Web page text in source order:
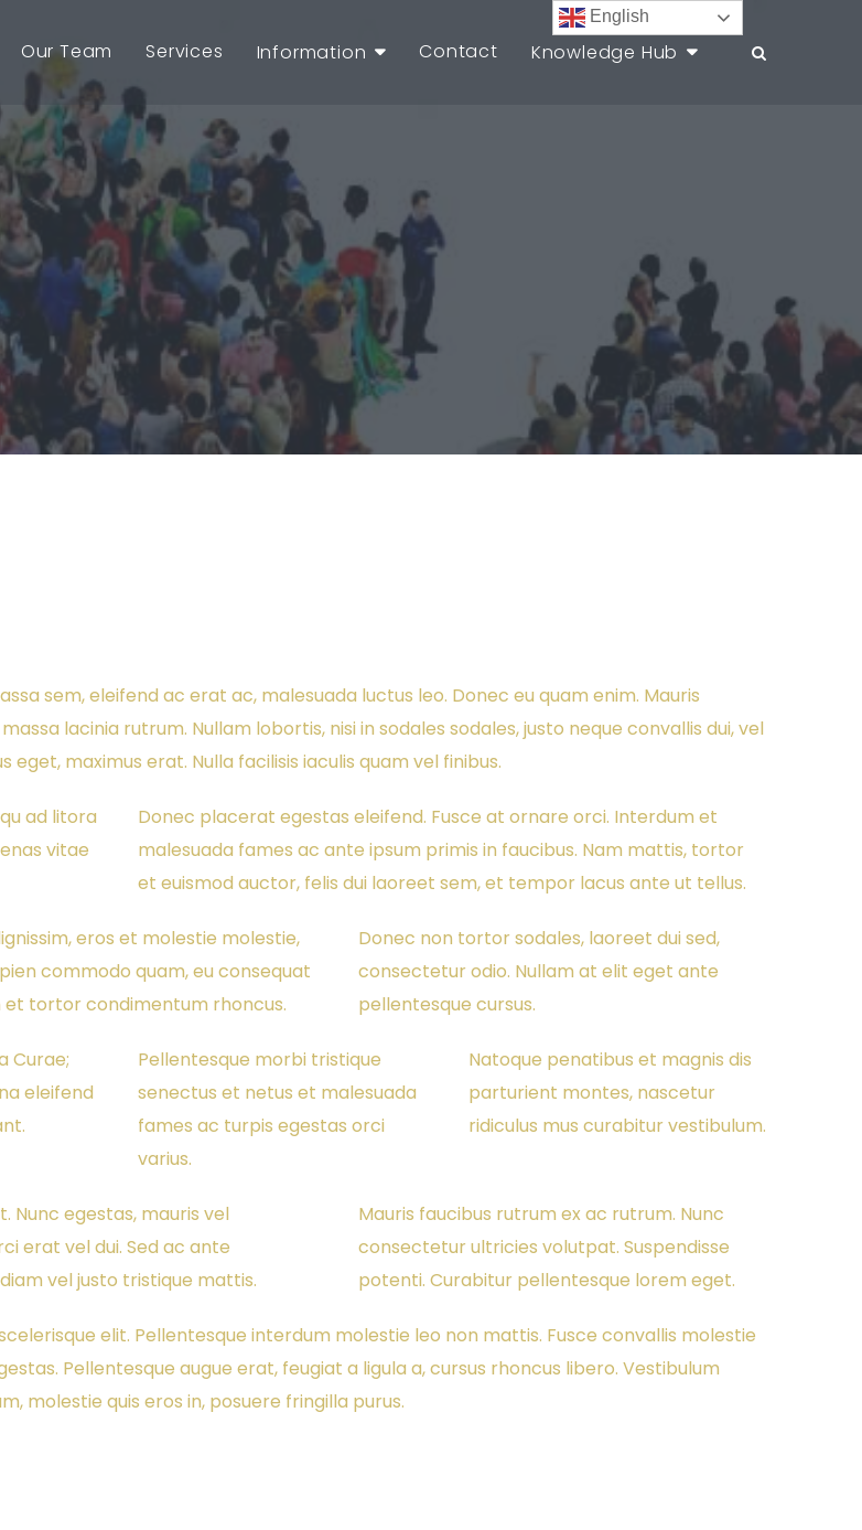
Our Team Services Information Contact Knowledge Hub
sem, eleifend ac erat ac, malesuada luctus leo. Donec eu quam enim. Mauris
lacinia rutrum. Nullam lobortis, nisi in sodales sodales, justo neque convallis dui, vel
maximus erat. Nulla facilisis iaculis quam vel finibus.
ad litora
vitae
Donec placerat egestas eleifend. Fusce at ornare orci. Interdum et
malesuada fames ac ante ipsum primis in faucibus. Nam mattis, tortor
et euismod auctor, felis dui laoreet sem, et tempor lacus ante ut tellus.
eros et molestie molestie,
commodo quam, eu consequat
et tortor condimentum rhoncus.
Donec non tortor sodales, laoreet dui sed,
consectetur odio. Nullam at elit eget ante
pellentesque cursus.
Curae;
eleifend
Pellentesque morbi tristique
senectus et netus et malesuada
fames ac turpis egestas orci
varius.
Natoque penatibus et magnis dis
parturient montes, nascetur
ridiculus mus curabitur vestibulum.
Nunc egestas, mauris vel
erat vel dui. Sed ac ante
vel justo tristique mattis.
Mauris faucibus rutrum ex ac rutrum. Nunc
consectetur ultricies volutpat. Suspendisse
potenti. Curabitur pellentesque lorem eget.
elit. Pellentesque interdum molestie leo non mattis. Fusce convallis molestie
Pellentesque augue erat, feugiat a ligula a, cursus rhoncus libero. Vestibulum
molestie quis eros in, posuere fringilla purus.
English